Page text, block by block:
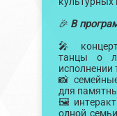
🎉 В
🎤
танцы о
исполнении
📸
для
🖼️
одной